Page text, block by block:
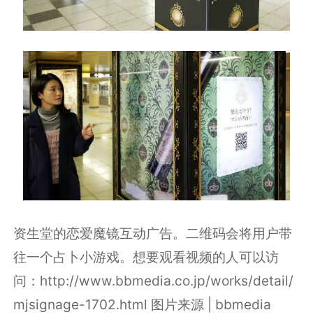
资生堂的恋爱魔镜互动广告。二维码会将用户带
往一个占卜小游戏。想要观看视频的人可以访
问：http://www.bbmedia.co.jp/works/detail/
mjsignage-1702.html 图片来源 | bbmedia